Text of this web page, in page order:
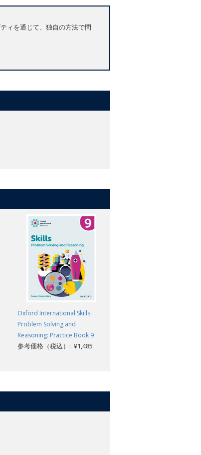
ィを通じて、独自の方法で問
Oxford International Skills:
Problem Solving and
Reasoning: Practice Book 9
参考価格（税込）: ¥1,485